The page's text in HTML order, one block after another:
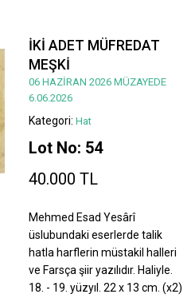
İKİ ADET MÜFREDAT
MEŞKİ
06 HAZİRAN 2026 MÜZAYEDE
6.06.2026
Kategori: Hat
Lot No: 54
40.000 TL
Mehmed Esad Yesârî
üslubundaki eserlerde talik
hatla harflerin müstakil halleri
ve Farsça şiir yazılıdır. Haliyle.
18. - 19. yüzyıl. 22 x 13 cm. (x2)